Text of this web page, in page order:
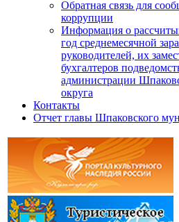
Обратная связь для
коррупции
Информация о
год среднемесячной
руководителей, их
бухгалтеров
администрации
округа
Контакты
Отчет главы Шпаковского